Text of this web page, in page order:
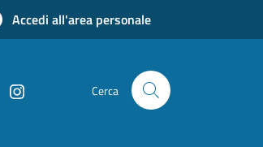
Accedi all'area personale
Cerca